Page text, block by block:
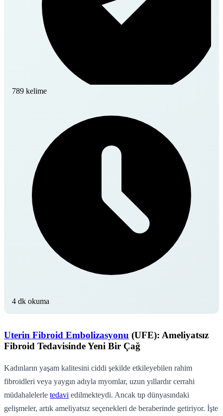
789 kelime
4 dk okuma
Uterin Fibroid Embolizasyonu (UFE): Ameliyatsız
Fibroid Tedavisinde Yeni Bir Çağ
Kadınların yaşam kalitesini ciddi şekilde etkileyebilen rahim
fibroidleri veya yaygın adıyla myomlar, uzun yıllardır cerrahi
müdahalelerle tedavi edilmekteydi. Ancak tıp dünyasındaki
gelişmeler, artık ameliyatsız seçenekleri de beraberinde getiriyor. İşte